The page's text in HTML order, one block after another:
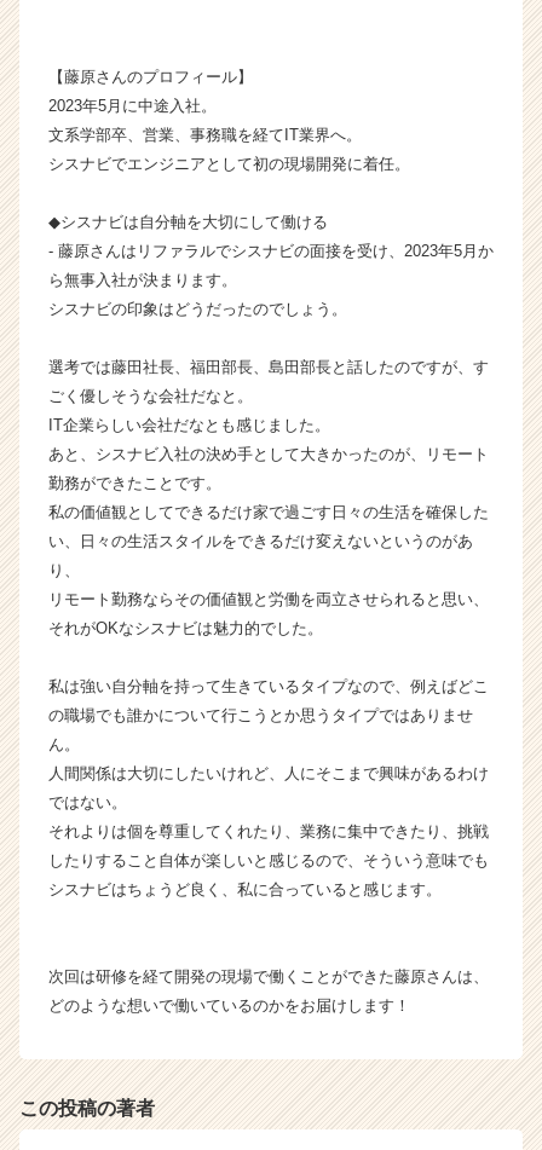
シ
ス
ナ
ビ
タ
ム
ラ
イ
|
ベ
チ
ャ
ー・
成
長
業
カ
ウ
が
活
サ
チ
ア
（C
【藤原さんのプロフィール】
2023年5月に中途入社。
文系学部卒、営業、事務職を経てIT業界へ。
シスナビでエンジニアとして初の現場開発に着任。
◆シスナビは自分軸を大切にして働ける
- 藤原さんはリファラルでシスナビの面接を受け、2023年5月か
ら無事入社が決まります。
シスナビの印象はどうだったのでしょう。
選考では藤田社長、福田部長、島田部長と話したのですが、す
ごく優しそうな会社だなと。
IT企業らしい会社だなとも感じました。
あと、シスナビ入社の決め手として大きかったのが、リモート
勤務ができたことです。
私の価値観としてできるだけ家で過ごす日々の生活を確保した
い、日々の生活スタイルをできるだけ変えないというのがあ
り、
リモート勤務ならその価値観と労働を両立させられると思い、
それがOKなシスナビは魅力的でした。
私は強い自分軸を持って生きているタイプなので、例えばどこ
の職場でも誰かについて行こうとか思うタイプではありませ
ん。
人間関係は大切にしたいけれど、人にそこまで興味があるわけ
ではない。
それよりは個を尊重してくれたり、業務に集中できたり、挑戦
したりすること自体が楽しいと感じるので、そういう意味でも
シスナビはちょうど良く、私に合っていると感じます。
次回は研修を経て開発の現場で働くことができた藤原さんは、
どのような想いで働いているのかをお届けします！
この投稿の著者